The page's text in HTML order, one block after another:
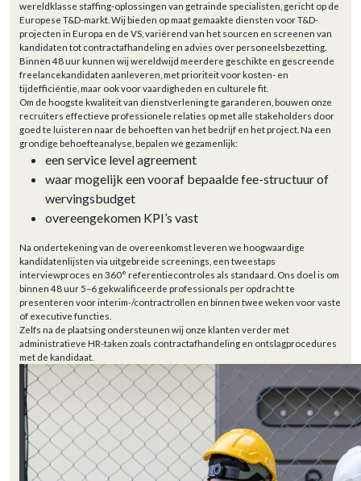
wereldklasse staffing-oplossingen van getrainde specialisten, gericht op de
Europese T&D-markt. Wij bieden op maat gemaakte diensten voor T&D-
projecten in Europa en de VS, variërend van het sourcen en screenen van
kandidaten tot contractafhandeling en advies over personeelsbezetting.
Binnen 48 uur kunnen wij wereldwijd meerdere geschikte en gescreende
freelancekandidaten aanleveren, met prioriteit voor kosten- en
tijdefficiëntie, maar ook voor vaardigheden en culturele fit.
Om de hoogste kwaliteit van dienstverlening te garanderen, bouwen onze
recruiters effectieve professionele relaties op met alle stakeholders door
goed te luisteren naar de behoeften van het bedrijf en het project. Na een
grondige behoefteanalyse, bepalen we gezamenlijk:
een service level agreement
waar mogelijk een vooraf bepaalde fee-structuur of
wervingsbudget
overeengekomen KPI’s vast
Na ondertekening van de overeenkomst leveren we hoogwaardige
kandidatenlijsten via uitgebreide screenings, een tweestaps
interviewproces en 360° referentiecontroles als standaard. Ons doel is om
binnen 48 uur 5–6 gekwalificeerde professionals per opdracht te
presenteren voor interim-/contractrollen en binnen twee weken voor vaste
of executive functies.
Zelfs na de plaatsing ondersteunen wij onze klanten verder met
administratieve HR-taken zoals contractafhandeling en ontslagprocedures
met de kandidaat.